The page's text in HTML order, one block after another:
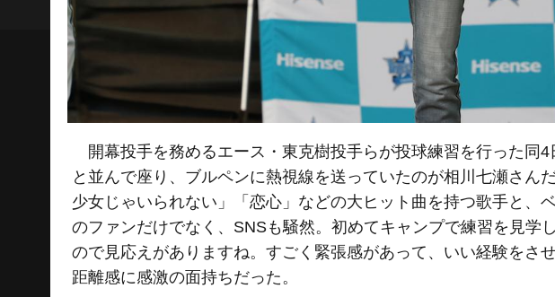
開幕投手を務めるエース・東克樹投手らが投球練習を行った同
と並んで座り、ブルペンに熱視線を送っていたのが相川七瀬さん
少女じゃいられない」「恋心」などの大ヒット曲を持つ歌手と、
のファンだけでなく、SNSも騒然。初めてキャンプで練習を見学
ので見応えがありますね。すごく緊張感があって、いい経験をさ
距離感に感激の面持ちだった。